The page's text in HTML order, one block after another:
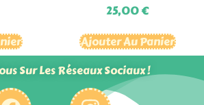
25,00€
Ajouter Au Panier
Sur Les Réseaux Sociaux !